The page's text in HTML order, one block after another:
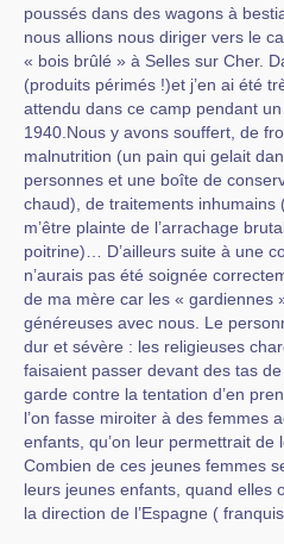
poussés dans des wagons à
nous allions nous diriger vers le
« bois brûlé » à Selles sur Cher.
(produits périmés !)et j’en ai été
attendu dans ce camp pendant
1940.Nous y avons souffert, de
malnutrition (un pain qui gelait
personnes et une boîte de
chaud), de traitements inhumains
m’être plainte de l’arrachage
poitrine)… D’ailleurs suite à une
n’aurais pas été soignée
de ma mère car les « gardiennes
généreuses avec nous. Le
dur et sévère : les religieuses
faisaient passer devant des tas
garde contre la tentation d’en
l’on fasse miroiter à des femmes
enfants, qu’on leur permettrait de
Combien de ces jeunes femmes
leurs jeunes enfants, quand elles
la direction de l’Espagne (